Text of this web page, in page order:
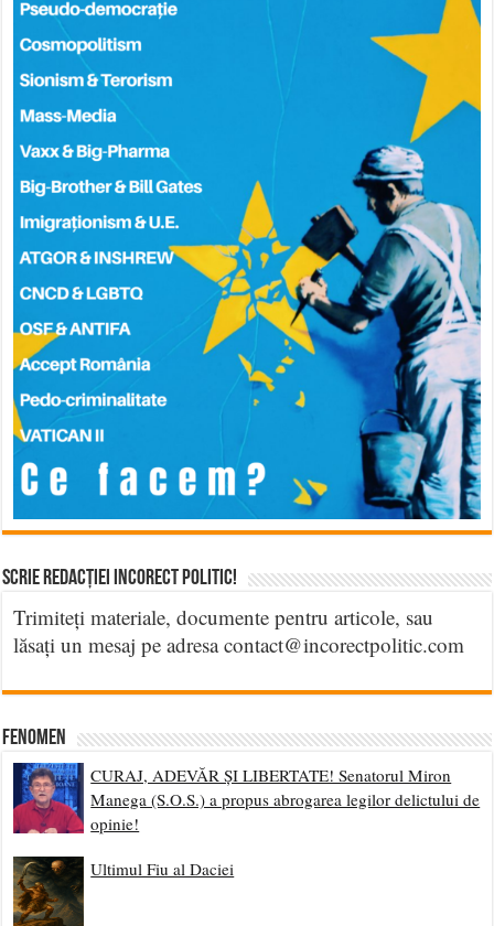
Scrie Redacției Incorect Politic!
Trimiteți materiale, documente pentru articole, sau
lăsați un mesaj pe adresa contact@incorectpolitic.com
Fenomen
CURAJ, ADEVĂR ȘI LIBERTATE! Senatorul Miron
Manega (S.O.S.) a propus abrogarea legilor delictului de
opinie!
Ultimul Fiu al Daciei